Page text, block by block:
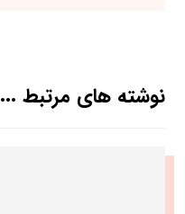
نوشته های مرتبط ...